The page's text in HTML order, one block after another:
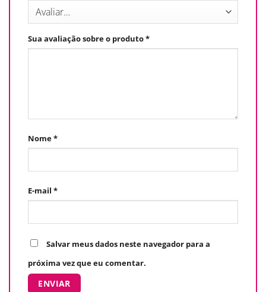
Sua avaliação sobre o produto*
Nome*
E-mail *
Salvar meus dados neste navegador para a
próxima vez que eu comentar.